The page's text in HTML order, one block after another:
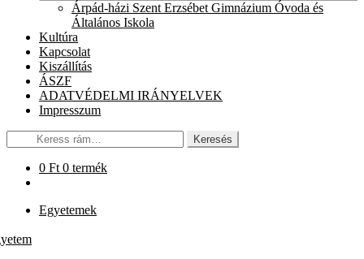
Árpád-házi Szent Erzsébet Gimnázium Óvoda és
Általános Iskola
Kultúra
Kapcsolat
Kiszállítás
ÁSZF
ADATVÉDELMI IRÁNYELVEK
Impresszum
Keresés
a
következőre:
Keresés
0 Ft 0 termék
Egyetemek